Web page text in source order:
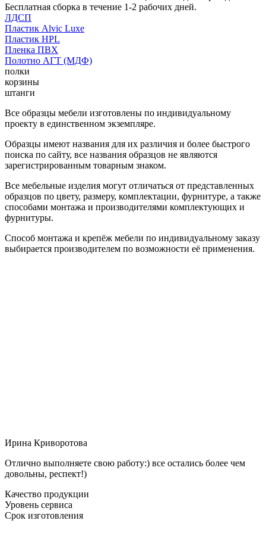
Бесплатная сборка в течение 1-2 рабочих дней.
ЛДСП
Пластик Alvic Luxe
Пластик HPL
Пленка ПВХ
Полотно АГТ (МДФ)
полки
корзины
штанги
Все образцы мебели изготовлены по индивидуальному
проекту в единственном экземпляре.
Образцы имеют названия для их различия и более быстрого
поиска по сайту, все названия образцов не являются
зарегистрированным товарным знаком.
Все мебельные изделия могут отличаться от представленных
образцов по цвету, размеру, комплектации, фурнитуре, а также
способами монтажа и производителями комплектующих и
фурнитуры.
Способ монтажа и крепёж мебели по индивидуальному заказу
выбирается производителем по возможности её применения.
Ирина Криворотова
Отлично выполняете свою работу:) все остались более чем
довольны, респект!)
Качество продукции
Уровень сервиса
Срок изготовления